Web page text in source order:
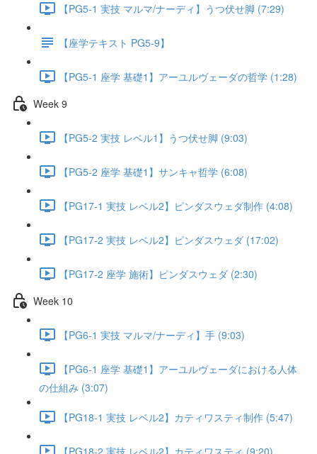
【PG5-1 実技 マルマ/ナーディ】うつ伏せ脚 (7:29)
【座学テキスト PG5-9】
【PG5-1 座学 基礎1】アーユルヴェーダの哲学 (1:28)
Week 9
【PG5-2 実技 レベル1】うつ伏せ脚 (9:03)
【PG5-2 座学 基礎1】サンキャ哲学 (6:08)
【PG17-1 実技 レベル2】ピンダスウェダ制作 (4:08)
【PG17-2 実技 レベル2】ピンダスウェダ (17:02)
【PG17-2 座学 施術】ピンダスウェダ (2:30)
Week 10
【PG6-1 実技 マルマ/ナーディ】手 (9:03)
【PG6-1 座学 基礎1】アーユルヴェーダにおける人体
の仕組み (3:07)
【PG18-1 実技 レベル2】カティワスティ制作 (5:47)
【PG18-2 実技 レベル2】カティワスティ (9:20)